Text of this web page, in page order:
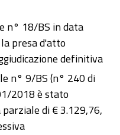
n° 18/BS in data
presa d'atto
definitiva
n° 9/BS (n° 240 di
2018 è stato
di € 3.129,76,